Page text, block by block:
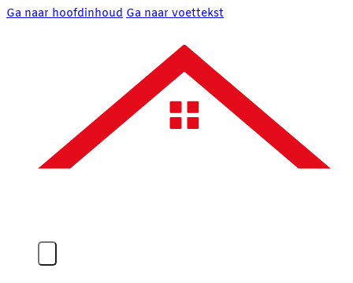
Ga naar hoofdinhoud Ga naar voettekst